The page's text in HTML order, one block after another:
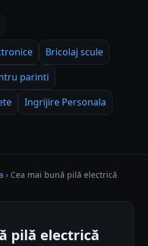
Bricolaj scule
parinti
Ingrijire Personala
› Cea mai bună pilă electrică
pilă electrică